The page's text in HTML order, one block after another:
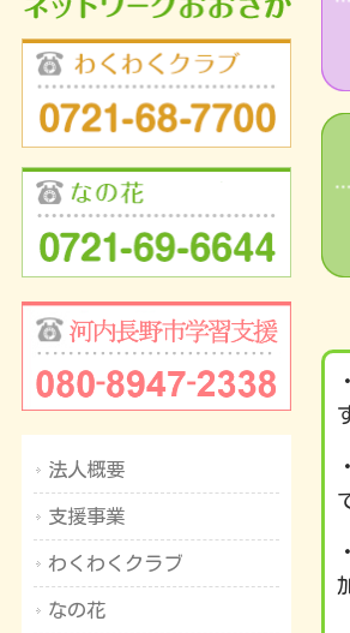
法人概要
支援事業
わくわくクラブ
なの花